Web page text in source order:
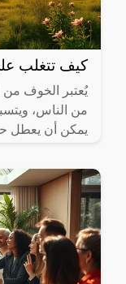
كيف تتغلب
يُعتبر الخوف من
من الناس،
يمكن أن يعطل